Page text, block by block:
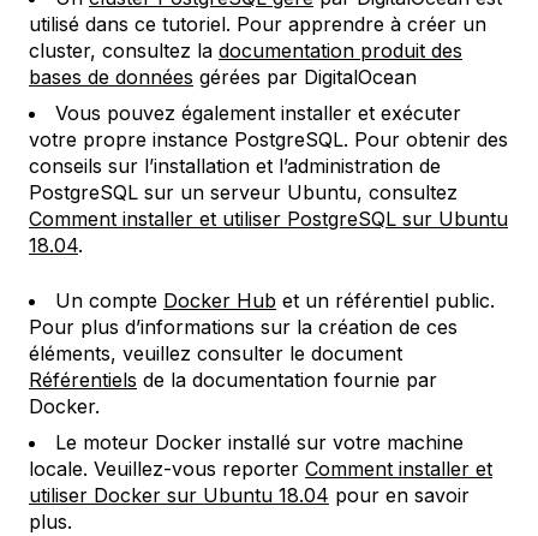
utilisé dans ce tutoriel. Pour apprendre à créer un
cluster, consultez la documentation produit des
bases de données gérées par DigitalOcean
Vous pouvez également installer et exécuter
votre propre instance PostgreSQL. Pour obtenir des
conseils sur l’installation et l’administration de
PostgreSQL sur un serveur Ubuntu, consultez
Comment installer et utiliser PostgreSQL sur Ubuntu
18.04.
Un compte Docker Hub et un référentiel public.
Pour plus d’informations sur la création de ces
éléments, veuillez consulter le document
Référentiels de la documentation fournie par
Docker.
Le moteur Docker installé sur votre machine
locale. Veuillez-vous reporter Comment installer et
utiliser Docker sur Ubuntu 18.04 pour en savoir
plus.